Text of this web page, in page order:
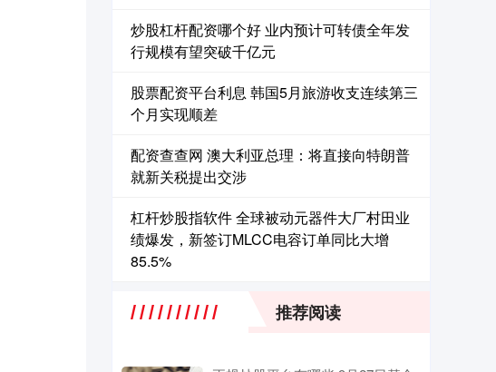
炒股杠杆配资哪个好 业内预计可转债全年发
行规模有望突破千亿元
股票配资平台利息 韩国5月旅游收支连续第三
个月实现顺差
配资查查网 澳大利亚总理：将直接向特朗普
就新关税提出交涉
杠杆炒股指软件 全球被动元器件大厂村田业
绩爆发，新签订MLCC电容订单同比大增
85.5%
推荐阅读